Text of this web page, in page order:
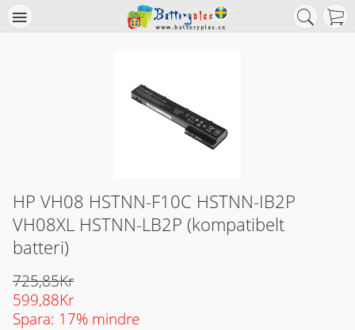
HP VH08 HSTNN-F10C HSTNN-IB2P
VH08XL HSTNN-LB2P (kompatibelt
batteri)
725,85Kr
599,88Kr
Spara: 17% mindre